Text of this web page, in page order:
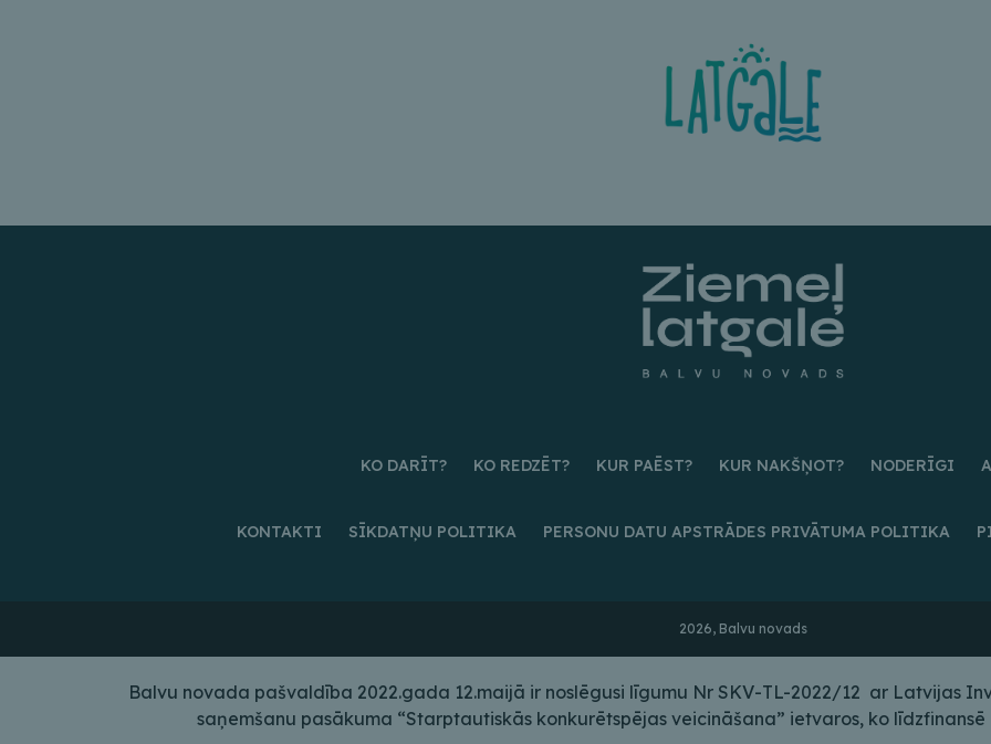
KO DARĪT? KO REDZĒT? KUR PAĒST? KUR NAKŠŅOT? NODERĪGI
KONTAKTI SĪKDATŅU POLITIKA PERSONU DATU APSTRĀDES PRIVĀTUMA POLITIKA
2026, Balvu novads
Balvu novada pašvaldība 2022.gada 12.maijā ir noslēgusi līgumu Nr SKV-TL-2022/12 ar Latvijas
saņemšanu pasākuma “Starptautiskās konkurētspējas veicināšana” ietvaros, ko